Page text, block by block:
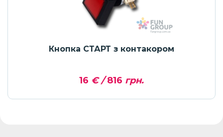
Кнопка СТАРТ з контакором
16 € /816 грн.